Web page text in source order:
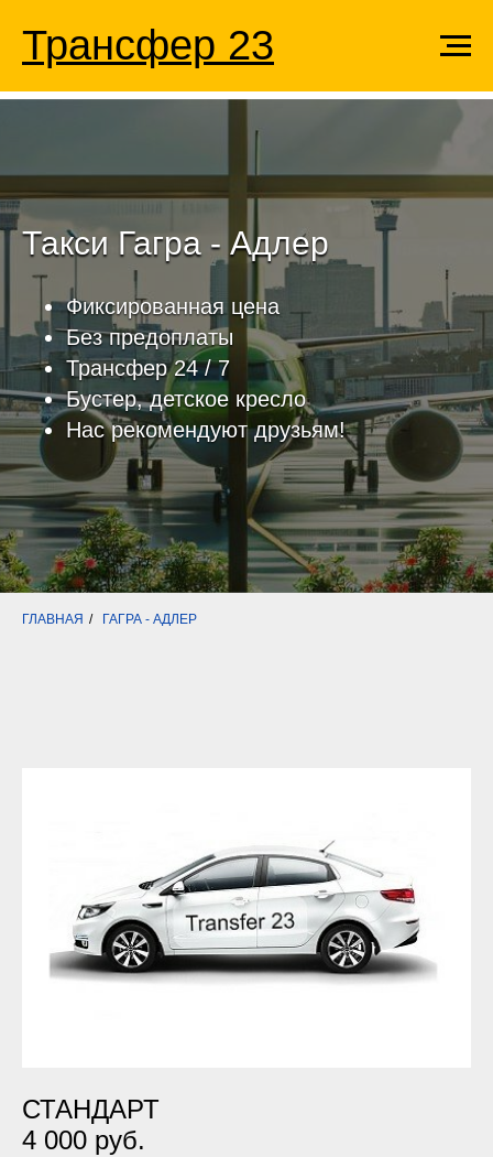
Трансфер 23
Такси Гагра - Адлер
Фиксированная цена
Без предоплаты
Трансфер 24 / 7
Бустер, детское кресло
Нас рекомендуют друзьям!
ГЛАВНАЯ / ГАГРА - АДЛЕР
СТАНДАРТ
4 000 руб.